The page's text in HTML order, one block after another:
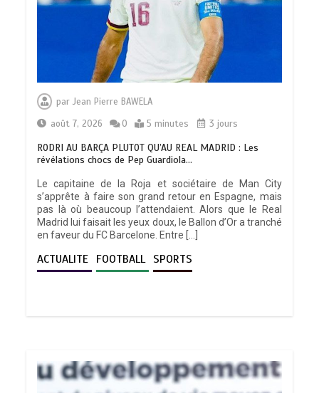
parJean Pierre BAWELA
août 7, 2026
0 5 minutes 3 jours
RODRI AU BARÇA PLUTOT QU’AU REAL MADRID : Les
révélations chocs de Pep Guardiola…
Le capitaine de la Roja et sociétaire de Man City
s’apprête à faire son grand retour en Espagne, mais
pas là où beaucoup l’attendaient. Alors que le Real
Madrid lui faisait les yeux doux, le Ballon d’Or a tranché
en faveur du FC Barcelone. Entre […]
ACTUALITE FOOTBALL SPORTS